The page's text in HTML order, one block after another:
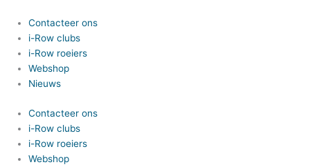
naar
inhoud
Contacteer ons
i-Row clubs
i-Row roeiers
Webshop
Nieuws
Contacteer ons
i-Row clubs
i-Row roeiers
Webshop